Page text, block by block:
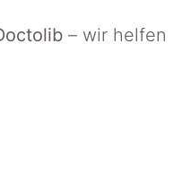
– wir helfen